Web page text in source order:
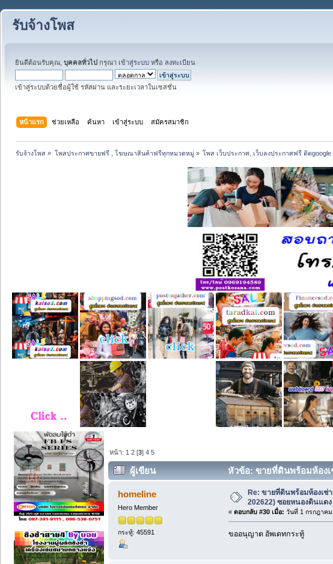
รับจ้างโพส
ยินดีต้อนรับคุณ, บุคคลทั่วไป กรุณา เข้าสู่ระบบ หรือ ลงทะเบียน
เข้าสู่ระบบด้วยชื่อผู้ใช้ รหัสผ่าน และระยะเวลาในเซสชั่น
หน้าแรก ช่วยเหลือ ค้นหา เข้าสู่ระบบ สมัครสมาชิก
รับจ้างโพส » โพสประกาศขายฟรี , โฆษณาสินค้าฟรีทุกหมวดหมู่» โพส เว็บประกาศ, เว็บลงประกาศฟรี ติดgoogle
หน้า: 1 2 [3]4 5
ผู้เขียน หัวข้อ: ขายที่ดินพร้อมห้องเ
homeline
Hero Member
กระทู้: 45591
Re: ขายที่ดินพร้อมห้องเช่
202622) ซอยหนองดินแดง
« ตอบกลับ #30 เมื่อ: วันที่ 1 กรกฎาคม
ขออนุญาต อัพเดทกระทู้